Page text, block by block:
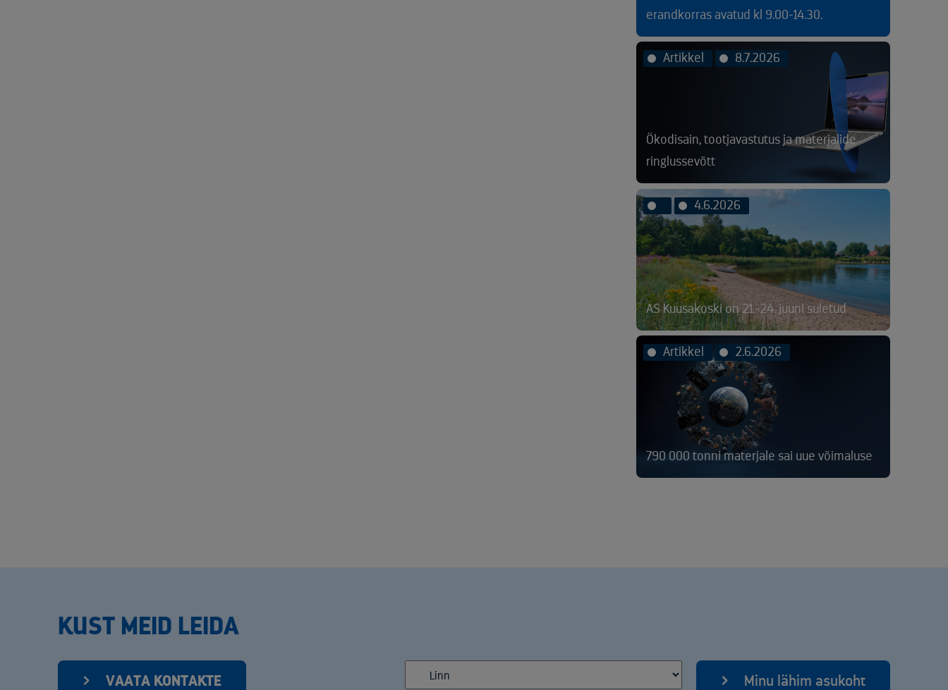
erandkorras avatud kl 9.00-14.30.
Artikkel 8.7.2026
Ökodisain, tootjavastutus ja materjalide
ringlussevõtt
4.6.2026
AS Kuusakoski on 21.-24. juuni suletud
Artikkel 2.6.2026
790 000 tonni materjale sai uue võimaluse
KUST MEID LEIDA
VAATA KONTAKTE Minu lähim asukoht